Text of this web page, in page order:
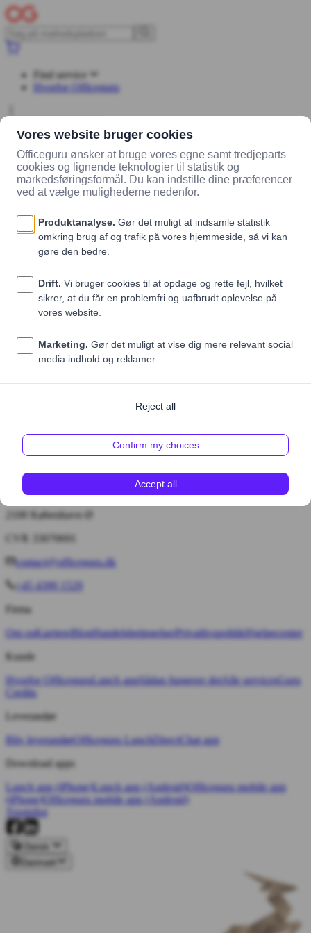
Find service
Hvorfor Officeguru
Markedsplads
Chorizo og manchego (mørk)
Chorizo og manchego (mørk)
Bryggervangen 55, 4. tv.
2100 København Ø
CVR 33070691
contact@officeguru.dk
+45 4399 1529
Firma
Om osKarriereBlogHandelsbetingelserPrivatlivspolitikHjælpecenter
Kunde
Hvorfor OfficeguruLunch appSådan fungerer detAlle servicesGuru
Credits
Leverandør
Bliv leverandørOfficeguru LunchDirectChat app
Download apps
Lunch app (iPhone)Lunch app (Android)Officeguru mobile app
(iPhone)
Officeguru mobile app (Android)
Trustpilot
Dansk
Danmark